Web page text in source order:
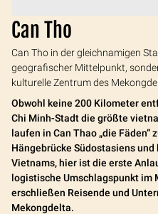
Can Tho
Can Tho in der gleichnamigen
geografischer Mittelpunkt,
kulturelle Zentrum des
Obwohl keine 200 Kilometer
Chi Minh-Stadt die größte
laufen in Can Thao „die
Hängebrücke Südostasiens
Vietnams, hier ist die erste
logistische Umschlagspunkt im
erschließen Reisende und
Mekongdelta.